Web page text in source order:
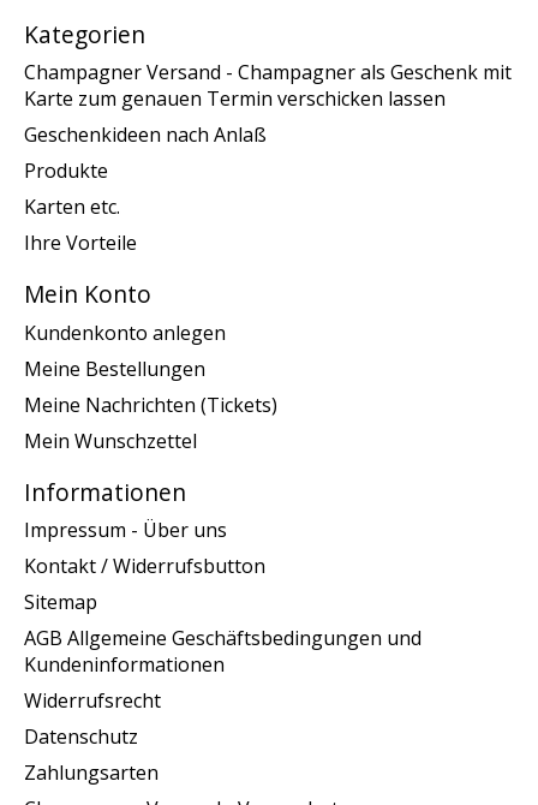
Kategorien
Champagner Versand - Champagner als Geschenk mit
Karte zum genauen Termin verschicken lassen
Geschenkideen nach Anlaß
Produkte
Karten etc.
Ihre Vorteile
Mein Konto
Kundenkonto anlegen
Meine Bestellungen
Meine Nachrichten (Tickets)
Mein Wunschzettel
Informationen
Impressum - Über uns
Kontakt / Widerrufsbutton
Sitemap
AGB Allgemeine Geschäftsbedingungen und
Kundeninformationen
Widerrufsrecht
Datenschutz
Zahlungsarten